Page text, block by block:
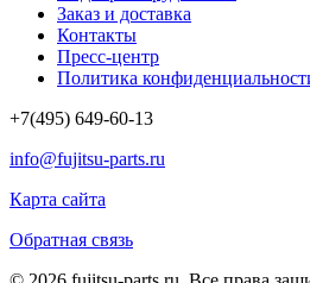
Заказ и доставка
Контакты
Пресс-центр
Политика
+7(495) 649-60-13
info@fujitsu-parts.ru
Карта сайта
Обратная связь